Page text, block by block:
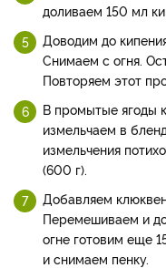
доливаем 150 мл
Доводим до
Снимаем с огня.
Повторяем этот
В промытые ягоды
измельчаем в
измельчения
(600 г).
Добавляем
Перемешиваем и
огне готовим еще
и снимаем пенку.